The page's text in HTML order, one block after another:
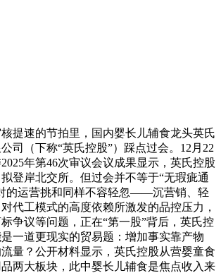
速的节拍里，国内婴长儿辅食龙头英氏
司（下称“英氏控股”）踩点过会。12月22
年第46次审议会议成果显示，英氏控股
登岸北交所。但过会并不等于“无瑕疵通
的运营挑和同样不容轻忽——沉营销、轻
代工模式的高度依赖所激发的品控压力，
争议等问题，正在“第一股”背后，英氏控
一道更现实的贸易题：增加事实靠产物
量？公开材料显示，英氏控股从营婴童食
两大板块，此中婴长儿辅食是焦点收入来